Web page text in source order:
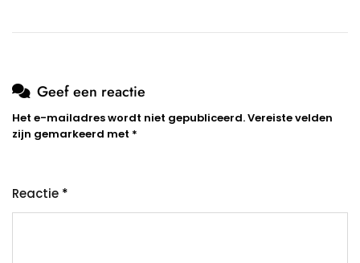
Geef een reactie
Het e-mailadres wordt niet gepubliceerd.Vereiste velden
zijn gemarkeerd met *
Reactie *